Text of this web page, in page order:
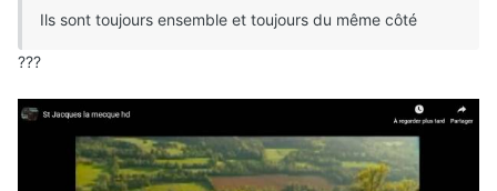
Ils sont toujours ensemble et toujours du même côté
???